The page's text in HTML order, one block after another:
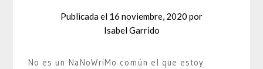
Publicada el 16 noviembre, 2020 por
Isabel Garrido
No es un NaNoWriMo común el que estoy